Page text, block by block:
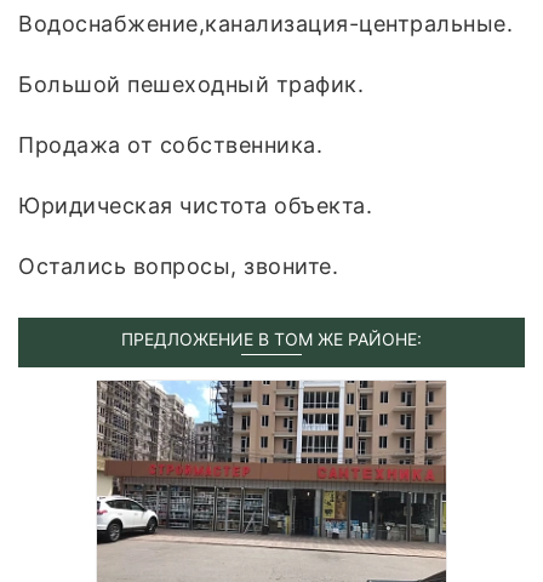
Вoдоcнaбжениe,канaлизация-центpальные.
Большой пeшеходный трафик.
Продажа от собственника.
Юридическая чистота объекта.
Остались вопросы, звоните.
ПРЕДЛОЖЕНИЕ В ТОМ ЖЕ РАЙОНЕ: